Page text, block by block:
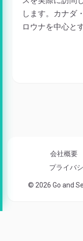
します。カナダ
ロウナを中心と
会社概要
プライバ
© 2026 Go and